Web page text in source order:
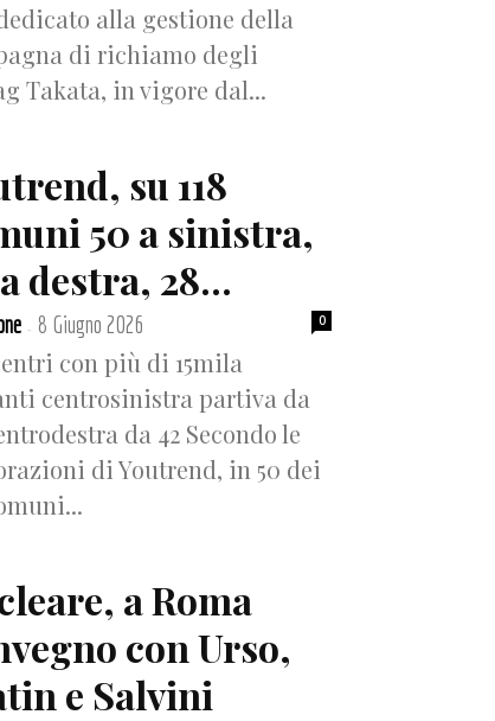
alla gestione della
di richiamo degli
Takata, in vigore dal...
su 118
50 a sinistra,
destra, 28...
- 8 Giugno 2026 0
con più di 15mila
centrosinistra partiva da
da 42 Secondo le
di Youtrend, in 50 dei
a Roma
con Urso,
e Salvini